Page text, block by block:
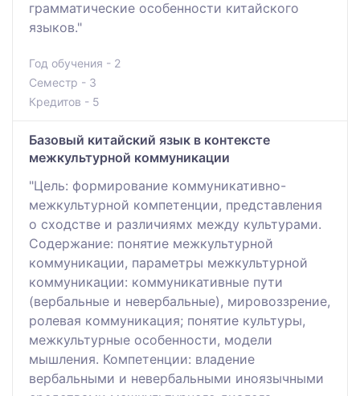
грамматические особенности китайского
языков."
Год обучения - 2
Семестр - 3
Кредитов - 5
Базовый китайский язык в контексте
межкультурной коммуникации
"Цель: формирование коммуникативно-
межкультурной компетенции, представления
о сходстве и различиямх между культурами.
Содержание: понятие межкультурной
коммуникации, параметры межкультурной
коммуникации: коммуникативные пути
(вербальные и невербальные), мировоззрение,
ролевая коммуникация; понятие культуры,
межкультурные особенности, модели
мышления. Компетенции: владение
вербальными и невербальными иноязычными